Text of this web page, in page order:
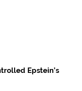
Epstein’s